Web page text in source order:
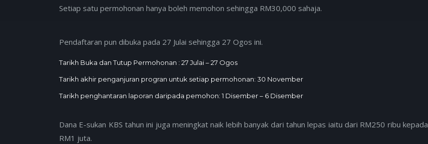
Setiap satu permohonan hanya boleh memohon sehingga RM30,000 sahaja.
Pendaftaran pun dibuka pada 27 Julai sehingga 27 Ogos ini.
Tarikh Buka dan Tutup Permohonan : 27 Julai – 27 Ogos
Tarikh akhir penganjuran progran untuk setiap permohonan: 30 November
Tarikh penghantaran laporan daripada pemohon: 1 Disember – 6 Disember
Dana E-sukan KBS tahun ini juga meningkat naik lebih banyak dari tahun lepas iaitu dari RM250 ribu kepada
RM1 juta.